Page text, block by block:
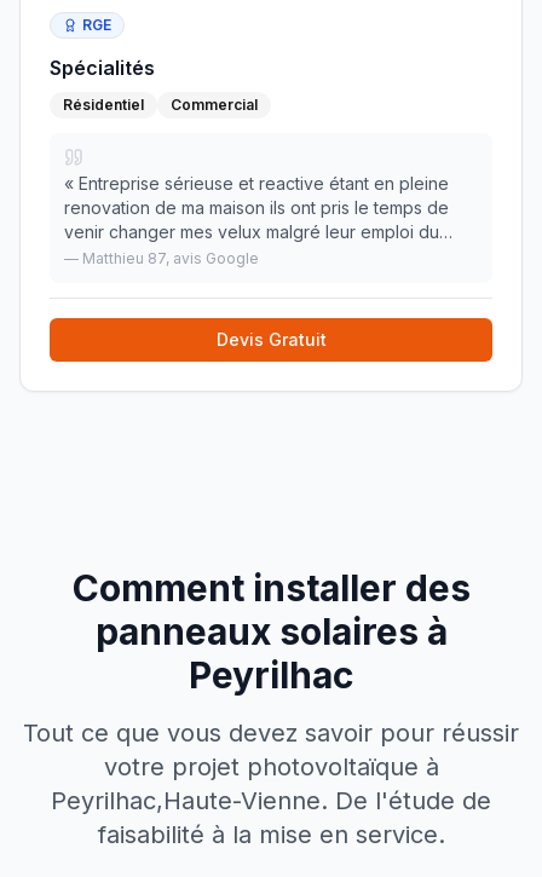
RGE
Spécialités
Résidentiel Commercial
« Entreprise sérieuse et reactive étant en pleine
renovation de ma maison ils ont pris le temps de
venir changer mes velux malgré leur emploi du
temps chargé je les recommande
— Matthieu 87, avis Google
Devis Gratuit
Comment installer des
panneaux solaires à
Peyrilhac
Tout ce que vous devez savoir pour réussir
votre projet photovoltaïque à
Peyrilhac,Haute-Vienne. De l'étude de
faisabilité à la mise en service.